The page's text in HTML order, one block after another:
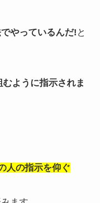
やっているんだ! と
ように指示されま
人の指示を仰ぐ